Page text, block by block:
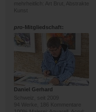
mehrheitlich: Art Brut, Abstrakte
Kunst
pro-Mitgliedschaft:
Daniel Gerhard
Schweiz, seit 2009
94 Werke, 186 Kommentare